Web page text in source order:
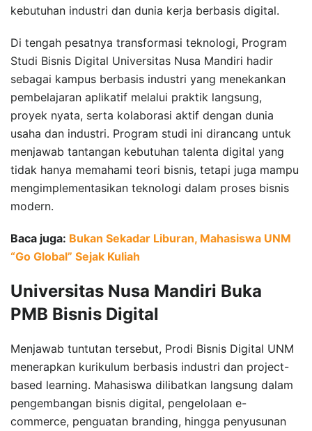
kebutuhan industri dan dunia kerja berbasis digital.
Di tengah pesatnya transformasi teknologi, Program
Studi Bisnis Digital Universitas Nusa Mandiri hadir
sebagai kampus berbasis industri yang menekankan
pembelajaran aplikatif melalui praktik langsung,
proyek nyata, serta kolaborasi aktif dengan dunia
usaha dan industri. Program studi ini dirancang untuk
menjawab tantangan kebutuhan talenta digital yang
tidak hanya memahami teori bisnis, tetapi juga mampu
mengimplementasikan teknologi dalam proses bisnis
modern.
Baca juga: Bukan Sekadar Liburan, Mahasiswa UNM
“Go Global” Sejak Kuliah
Universitas Nusa Mandiri Buka
PMB Bisnis Digital
Menjawab tuntutan tersebut, Prodi Bisnis Digital UNM
menerapkan kurikulum berbasis industri dan project-
based learning. Mahasiswa dilibatkan langsung dalam
pengembangan bisnis digital, pengelolaan e-
commerce, penguatan branding, hingga penyusunan